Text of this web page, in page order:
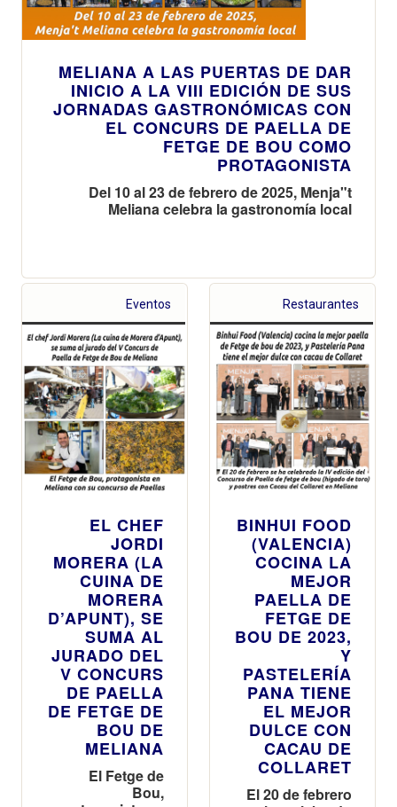
MELIANA A LAS PUERTAS DE DAR
INICIO A LA VIII EDICIÓN DE SUS
JORNADAS GASTRONÓMICAS CON
EL CONCURS DE PAELLA DE
FETGE DE BOU COMO
PROTAGONISTA
Del 10 al 23 de febrero de 2025, Menja"t
Meliana celebra la gastronomía local
Eventos
EL CHEF
JORDI
MORERA (LA
CUINA DE
MORERA
D’APUNT), SE
SUMA AL
JURADO DEL
V CONCURS
DE PAELLA
DE FETGE DE
BOU DE
MELIANA
El Fetge de
Bou,
Restaurantes
BINHUI FOOD
(VALENCIA)
COCINA LA
MEJOR
PAELLA DE
FETGE DE
BOU DE 2023,
Y
PASTELERÍA
PANA TIENE
EL MEJOR
DULCE CON
CACAU DE
COLLARET
El 20 de febrero